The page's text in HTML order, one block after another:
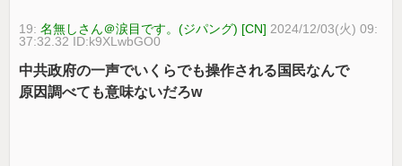
19:名無しさん＠涙目です。(ジパング) [CN] 2024/12/03(火) 09:
37:32.32 ID:k9XLwbGO0
中共政府の一声でいくらでも操作される国民なんで
原因調べても意味ないだろw